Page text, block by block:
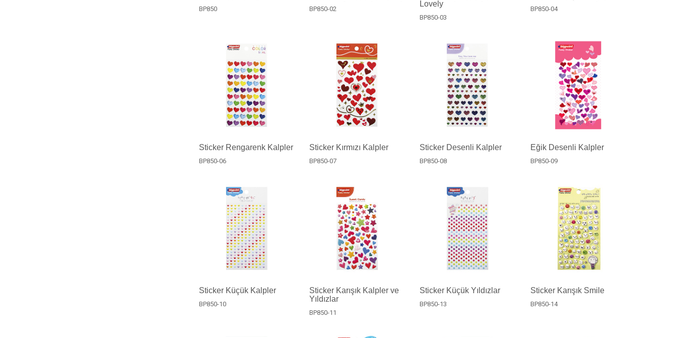
BP850 BP850-02
Lovely
BP850-03
BP850-04
Sticker Rengarenk Kalpler
BP850-06
Sticker Kırmızı Kalpler
BP850-07
Sticker Desenli Kalpler
BP850-08
Eğik Desenli Kalpler
BP850-09
Sticker Küçük Kalpler
BP850-10
Sticker Karışık Kalpler ve
Yıldızlar
BP850-11
Sticker Küçük Yıldızlar
BP850-13
Sticker Karışık Smile
BP850-14